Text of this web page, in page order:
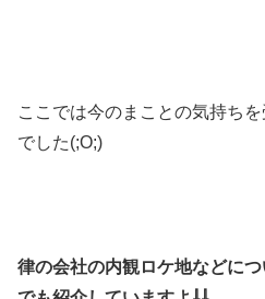
ここでは今のまことの気持ち
でした(;O;)
律の会社の内観ロケ地などに